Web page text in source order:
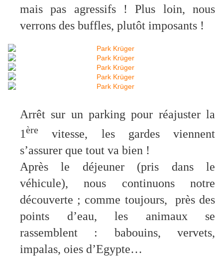
mais pas agressifs ! Plus loin, nous
verrons des buffles, plutôt imposants !
Arrêt sur un parking pour réajuster la
1ère vitesse, les gardes viennent
s’assurer que tout va bien !
Après le déjeuner (pris dans le
véhicule), nous continuons notre
découverte ; comme toujours, près des
points d’eau, les animaux se
rassemblent : babouins, vervets,
impalas, oies d’Egypte…